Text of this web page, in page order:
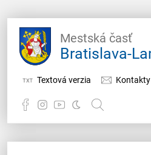
Mestská časť
Bratislava-
Textová verzia Kontakty